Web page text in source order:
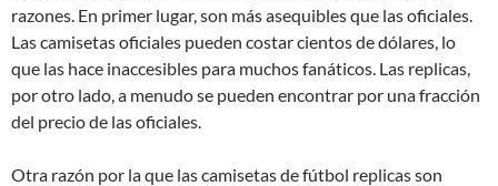
razones. En primer lugar, son más asequibles que las oficiales.
Las camisetas oficiales pueden costar cientos de dólares, lo
que las hace inaccesibles para muchos fanáticos. Las replicas,
por otro lado, a menudo se pueden encontrar por una fracción
del precio de las oficiales.
Otra razón por la que las camisetas de fútbol replicas son